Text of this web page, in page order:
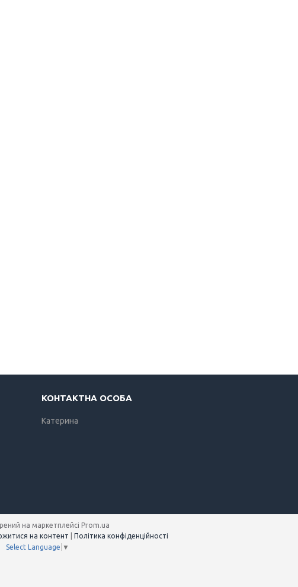
Катерина
на маркетплейсі Prom.ua
на контент
Політика конфіденційності
Select Language ▼